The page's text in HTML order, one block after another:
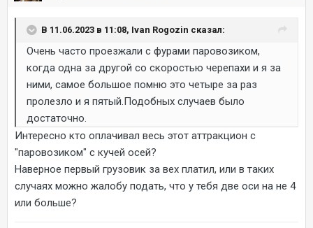
В 11.06.2023 в 11:08, Ivan Rogozin сказал:
Очень часто проезжали с фурами паровозиком,
когда одна за другой со скоростью черепахи и я за
ними, самое большое помню это четыре за раз
пролезло и я пятый.Подобных случаев было
достаточно.
Интересно кто оплачивал весь этот аттракцион с
"паровозиком" с кучей осей?
Наверное первый грузовик за вех платил, или в таких
случаях можно жалобу подать, что у тебя две оси на не 4
или больше?